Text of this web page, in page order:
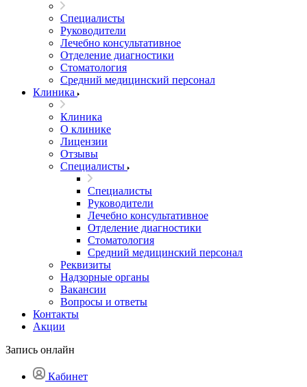
Специалисты
Руководители
Лечебно консультативное
Отделение диагностики
Стоматология
Средний медицинский персонал
Клиника
Клиника
О клинике
Лицензии
Отзывы
Специалисты
Специалисты
Руководители
Лечебно консультативное
Отделение диагностики
Стоматология
Средний медицинский персонал
Реквизиты
Надзорные органы
Вакансии
Вопросы и ответы
Контакты
Акции
Запись онлайн
Кабинет